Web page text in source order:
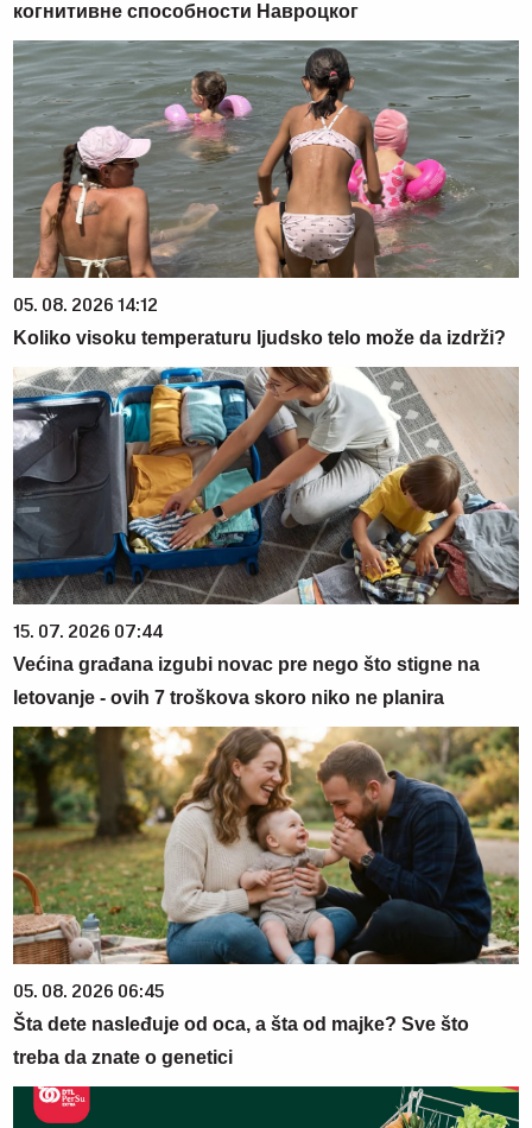
когнитивне способности Навроцког
05. 08. 2026 14:12
Koliko visoku temperaturu ljudsko telo može da izdrži?
15. 07. 2026 07:44
Većina građana izgubi novac pre nego što stigne na
letovanje - ovih 7 troškova skoro niko ne planira
05. 08. 2026 06:45
Šta dete nasleđuje od oca, a šta od majke? Sve što
treba da znate o genetici